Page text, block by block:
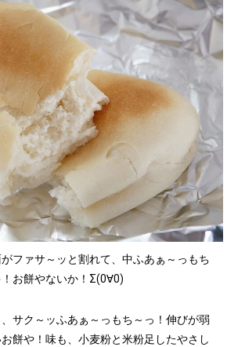
ファサ～ッと割れて、中ふあぁ～っもち
お餅やないか！Σ(0∀0)
サク～ッふあぁ～っもち～っ！伸びが弱
餅や！味も、小麦粉と米粉足したやさし